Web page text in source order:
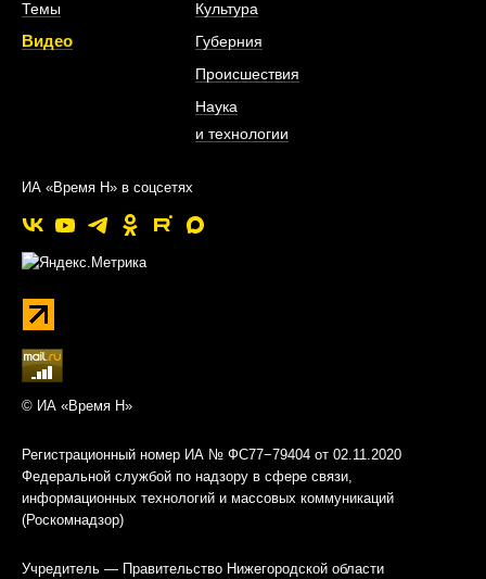
Темы
Видео
Культура
Губерния
Происшествия
Наука
и технологии
ИА «Время Н» в соцсетях
© ИА «Время Н»
Регистрационный номер ИА № ФС77−79404 от 02.11.2020
Федеральной службой по надзору в сфере связи,
информационных технологий и массовых коммуникаций
(Роскомнадзор)
Учредитель — Правительство Нижегородской области